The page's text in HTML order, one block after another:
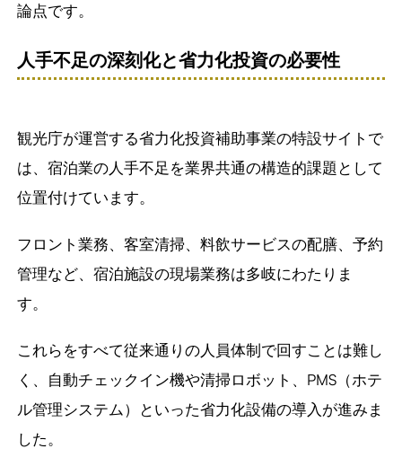
論点です。
人手不足の深刻化と省力化投資の必要性
観光庁が運営する省力化投資補助事業の特設サイトで
は、宿泊業の人手不足を業界共通の構造的課題として
位置付けています。
フロント業務、客室清掃、料飲サービスの配膳、予約
管理など、宿泊施設の現場業務は多岐にわたりま
す。
これらをすべて従来通りの人員体制で回すことは難し
く、自動チェックイン機や清掃ロボット、PMS（ホテ
ル管理システム）といった省力化設備の導入が進みま
した。